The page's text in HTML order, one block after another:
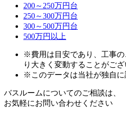
200～250万円台
250～300万円台
300～500万円台
500万円以上
※費用は目安であり、工事の
り大きく変動することがござ
※このデータは当社が独自に
バスルームについてのご相談は、
お気軽にお問い合わせください